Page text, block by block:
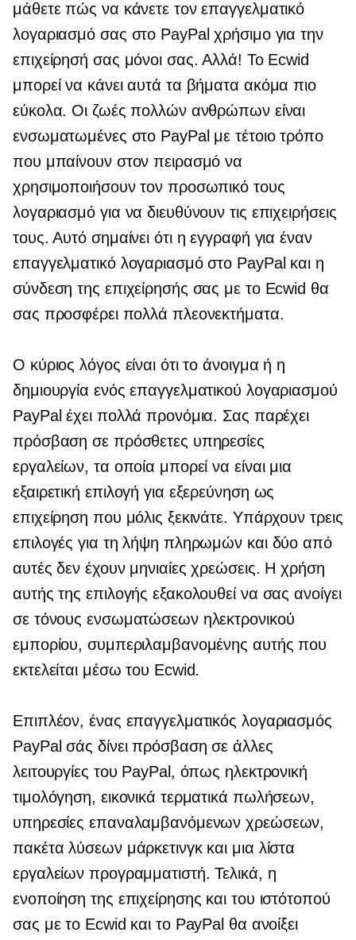
μάθετε πώς να κάνετε τον επαγγελματικό
λογαριασμό σας στο PayPal χρήσιμο για την
επιχείρησή σας μόνοι σας. Αλλά! Το Ecwid
μπορεί να κάνει αυτά τα βήματα ακόμα πιο
εύκολα. Οι ζωές πολλών ανθρώπων είναι
ενσωματωμένες στο PayPal με τέτοιο τρόπο
που μπαίνουν στον πειρασμό να
χρησιμοποιήσουν τον προσωπικό τους
λογαριασμό για να διευθύνουν τις επιχειρήσεις
τους. Αυτό σημαίνει ότι η εγγραφή για έναν
επαγγελματικό λογαριασμό στο PayPal και η
σύνδεση της επιχείρησής σας με το Ecwid θα
σας προσφέρει πολλά πλεονεκτήματα.
Ο κύριος λόγος είναι ότι το άνοιγμα ή η
δημιουργία ενός επαγγελματικού λογαριασμού
PayPal έχει πολλά προνόμια. Σας παρέχει
πρόσβαση σε πρόσθετες υπηρεσίες
εργαλείων, τα οποία μπορεί να είναι μια
εξαιρετική επιλογή για εξερεύνηση ως
επιχείρηση που μόλις ξεκινάτε. Υπάρχουν τρεις
επιλογές για τη λήψη πληρωμών και δύο από
αυτές δεν έχουν μηνιαίες χρεώσεις. Η χρήση
αυτής της επιλογής εξακολουθεί να σας ανοίγει
σε τόνους ενσωματώσεων ηλεκτρονικού
εμπορίου, συμπεριλαμβανομένης αυτής που
εκτελείται μέσω του Ecwid.
Επιπλέον, ένας επαγγελματικός λογαριασμός
PayPal σάς δίνει πρόσβαση σε άλλες
λειτουργίες του PayPal, όπως ηλεκτρονική
τιμολόγηση, εικονικά τερματικά πωλήσεων,
υπηρεσίες επαναλαμβανόμενων χρεώσεων,
πακέτα λύσεων μάρκετινγκ και μια λίστα
εργαλείων προγραμματιστή. Τελικά, η
ενοποίηση της επιχείρησης και του ιστότοπού
σας με το Ecwid και το PayPal θα ανοίξει